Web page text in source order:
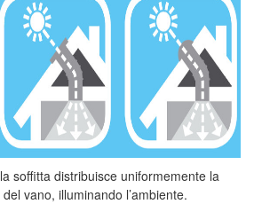
soffitta distribuisce uniformemente la
vano, illuminando l’ambiente.